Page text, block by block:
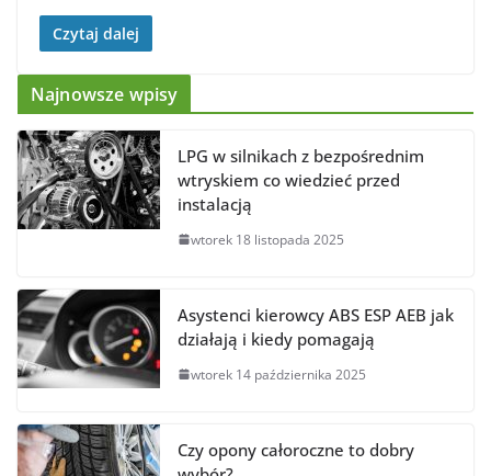
Czytaj dalej
Najnowsze wpisy
LPG w silnikach z bezpośrednim
wtryskiem co wiedzieć przed
instalacją
wtorek 18 listopada 2025
Asystenci kierowcy ABS ESP AEB jak
działają i kiedy pomagają
wtorek 14 października 2025
Czy opony całoroczne to dobry